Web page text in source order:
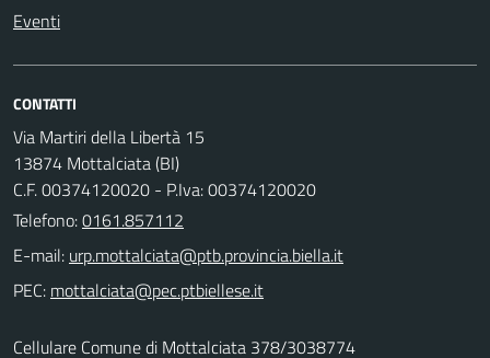
Eventi
CONTATTI
Via Martiri della Libertà 15
13874 Mottalciata (BI)
C.F. 00374120020 - P.Iva: 00374120020
Telefono:0161.857112
E-mail:
PEC:
Cellulare Comune di Mottalciata 378/3038774